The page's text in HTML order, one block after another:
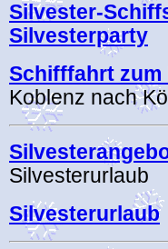
Silvester-
Silvesterparty
Schifffahrt zum
Koblenz nach
Silvesterurlaub
Silvesterurlaub